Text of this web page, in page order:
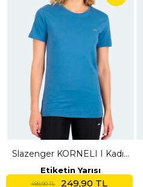
Slazenger KORNELI I Kadın
Slim Fit Indigo Tişört
Etiketin Yarısı
499,90 TL 249,90 TL